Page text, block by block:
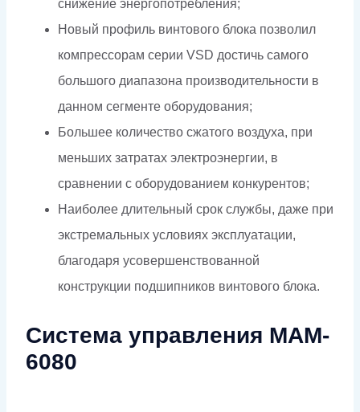
снижение энергопотребления;
Новый профиль винтового блока позволил
компрессорам серии VSD достичь самого
большого диапазона производительности в
данном сегменте оборудования;
Большее количество сжатого воздуха, при
меньших затратах электроэнергии, в
сравнении с оборудованием конкурентов;
Наиболее длительный срок службы, даже при
экстремальных условиях эксплуатации,
благодаря усовершенствованной
конструкции подшипников винтового блока.
Система управления MAM-
6080